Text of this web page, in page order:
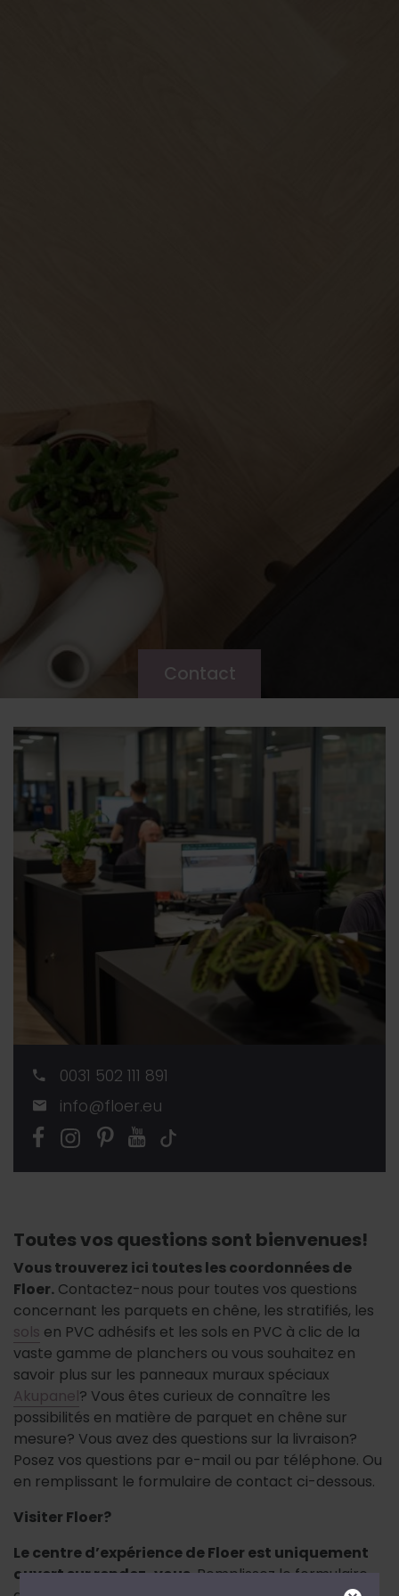
Contact
0031 502 111 891
info@floer.eu
Toutes vos questions sont bienvenues!
Vous trouverez ici toutes les coordonnées de
Floer. Contactez-nous pour toutes vos questions
concernant les parquets en chêne, les stratifiés, les
sols en PVC adhésifs et les sols en PVC à clic de la
vaste gamme de planchers ou vous souhaitez en
savoir plus sur les panneaux muraux spéciaux
Akupanel? Vous êtes curieux de connaître les
possibilités en matière de parquet en chêne sur
mesure? Vous avez des questions sur la livraison?
Posez vos questions par e-mail ou par téléphone. Ou
en remplissant le formulaire de contact ci-dessous.
Visiter Floer?
Le centre d’expérience de Floer est uniquement
ouvert sur rendez-vous . Remplissez le formulaire